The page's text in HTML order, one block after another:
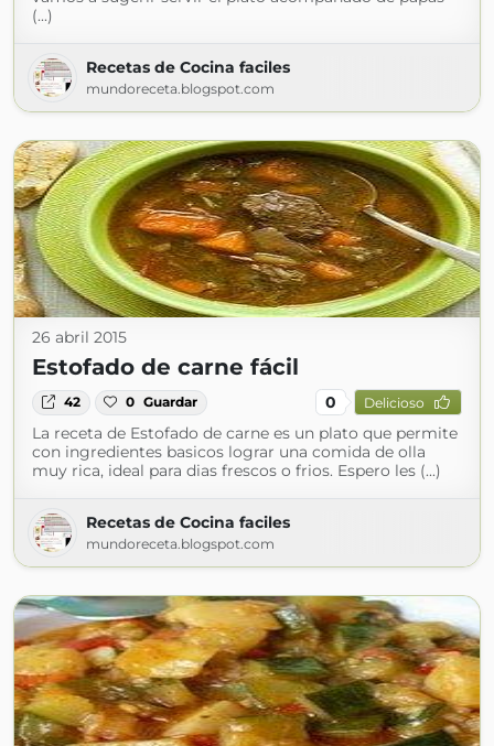
(...)
Recetas de Cocina faciles
mundoreceta.blogspot.com
26 abril 2015
Estofado de carne fácil
42 0 Guardar 0 Delicioso
La receta de Estofado de carne es un plato que permite
con ingredientes basicos lograr una comida de olla
muy rica, ideal para dias frescos o frios. Espero les (...)
Recetas de Cocina faciles
mundoreceta.blogspot.com